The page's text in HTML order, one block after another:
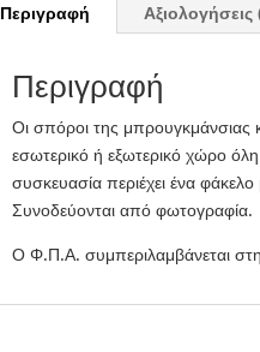
Περιγραφή Αξιολογήσεις
Περιγραφή
Οι σπόροι της μπρουγκμάνσιας
εσωτερικό ή εξωτερικό χώρο
συσκευασία περιέχει ένα
Συνοδεύονται από φωτογραφία.
Ο Φ.Π.Α. συμπεριλαμβάνεται